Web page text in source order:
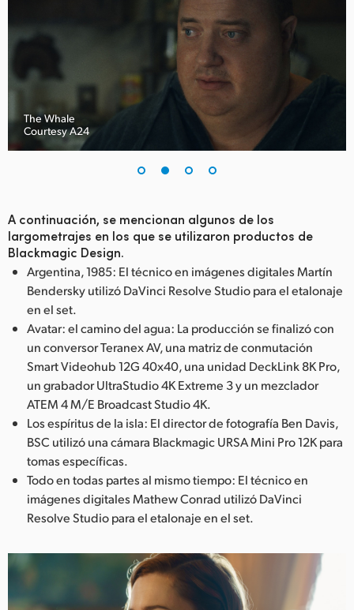
Chinese Taipei
Turkey
United Kingdom
United States
The Whale
Courtesy A24
A continuación, se mencionan algunos de los
largometrajes en los que se utilizaron productos de
Blackmagic Design.
Argentina, 1985: El técnico en imágenes digitales Martín
Bendersky utilizó DaVinci Resolve Studio para el etalonaje
en el set.
Avatar: el camino del agua: La producción se finalizó con
un conversor Teranex AV, una matriz de conmutación
Smart Videohub 12G 40x40, una unidad DeckLink 8K Pro,
un grabador UltraStudio 4K Extreme 3 y un mezclador
ATEM 4 M/E Broadcast Studio 4K.
Los espíritus de la isla: El director de fotografía Ben Davis,
BSC utilizó una cámara Blackmagic URSA Mini Pro 12K para
tomas específicas.
Todo en todas partes al mismo tiempo: El técnico en
imágenes digitales Mathew Conrad utilizó DaVinci
Resolve Studio para el etalonaje en el set.